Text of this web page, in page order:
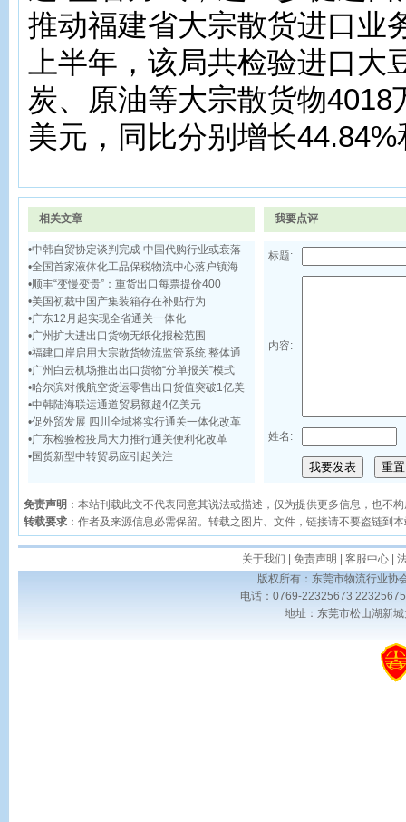
推动福建省大宗散货进口业
上半年，该局共检验进口大
炭、原油等大宗散货物4018
美元，同比分别增长
相关文章 我要点评
•中韩自贸协定谈判完成 中国代购行业或衰落
•全国首家液体化工品保税物流中心落户镇海
• 顺丰“变慢变贵”：重货出口每票提价400
•美国初裁中国产集装箱存在补贴行为
•广东12月起实现全省通关一体化
•广州扩大进出口货物无纸化报检范围
•福建口岸启用大宗散货物流监管系统 整体通
•广州白云机场推出出口货物“分单报关”模式
•哈尔滨对俄航空货运零售出口货值突破1亿美
•中韩陆海联运通道贸易额超4亿美元
•促外贸发展 四川全域将实行通关一体化改革
•广东检验检疫局大力推行通关便利化改革
•国货新型中转贸易应引起关注
标题:
内容:
姓名:
免责声明 ：本站刊载此文不代表同意其说法或描述，仅为提供更多信息，也不
转载要求 ：作者及来源信息必需保留。转载之图片、文件，链接请不要盗链到
关于我们 免责声明 客服中心|
版权所有：东莞市物流行业
电话：0769-22325673
地址：东莞市松山湖新